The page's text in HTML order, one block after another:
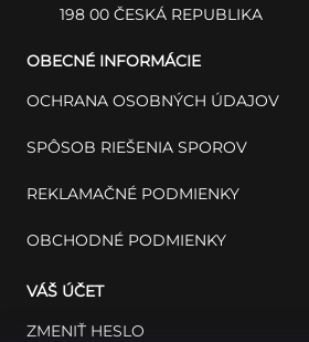
198 00 ČESKÁ REPUBLIKA
OBECNÉ INFORMÁCIE
OCHRANA OSOBNÝCH ÚDAJOV
SPÔSOB RIEŠENIA SPOROV
REKLAMAČNÉ PODMIENKY
OBCHODNÉ PODMIENKY
VÁŠ ÚČET
ZMENIŤ HESLO